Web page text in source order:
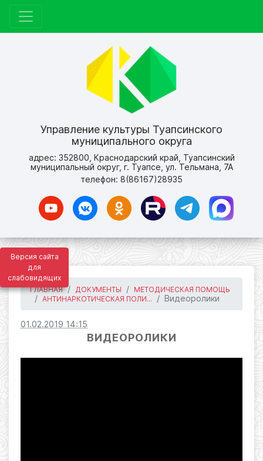
Версия сайта
для
слабовидящих
Управление культуры Туапсинского
муниципального округа
адрес: 352800, Краснодарский край, Туапсинский
муниципальный округ, г. Туапсе, ул. Тельмана, 7А
телефон: 8(86167)28935
ГЛАВНАЯ ДОКУМЕНТЫ
МЕТОДИЧЕСКАЯ ПОМОЩЬ
АНТИНАРКОТИЧЕСКАЯ ПОЛИ...
Видеоролики
01.02.2019 14:15
ВИДЕОРОЛИКИ